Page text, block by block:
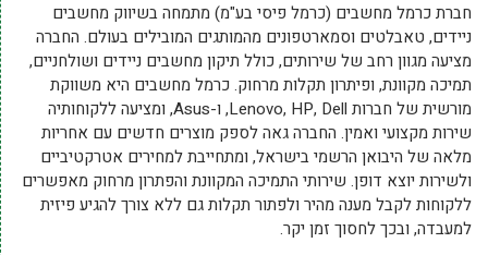
חברת כרמל מחשבים (כרמל פיסי בע"מ) מתמחה בשיווק מחשבים
ניידים, טאבלטים וסמארטפונים מהמותגים המובילים בעולם. החברה
מציעה מגוון רחב של שירותים, כולל תיקון מחשבים ניידים ושולחניים,
תמיכה מקוונת, ופיתרון תקלות מרחוק. כרמל מחשבים היא משווקת
מורשית של חברות Lenovo, HP, Dell, ו-Asus, ומציעה ללקוחותיה
שירות מקצועי ואמין. החברה גאה לספק מוצרים חדשים עם אחריות
מלאה של היבואן הרשמי בישראל, ומתחייבת למחירים אטרקטיביים
ולשירות יוצא דופן. שירותי התמיכה המקוונת והפתרון מרחוק מאפשרים
ללקוחות לקבל מענה מהיר ולפתור תקלות גם ללא צורך להגיע פיזית
למעבדה, ובכך לחסוך זמן יקר.